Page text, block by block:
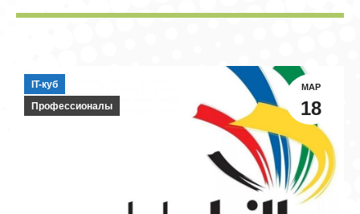
МАР
18
IT-куб
Профессионалы